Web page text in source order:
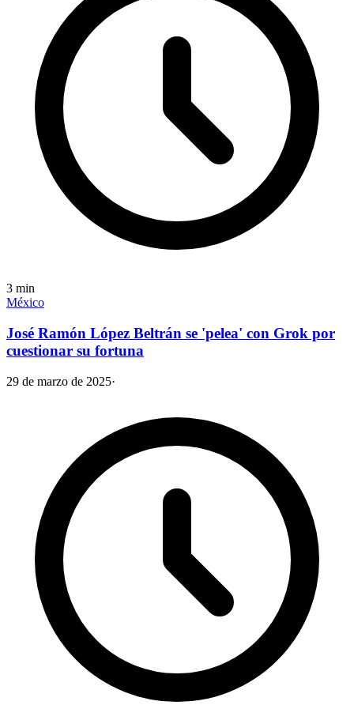
3 min
México
José Ramón López Beltrán se 'pelea' con Grok por
cuestionar su fortuna
29 de marzo de 2025·